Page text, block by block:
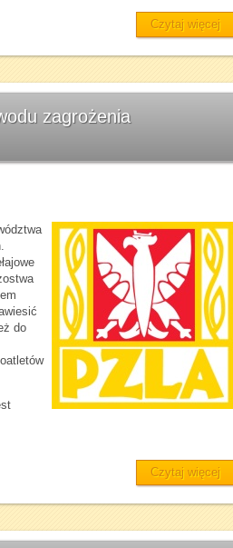
Czytaj więcej
zagrożenia
do
Czytaj więcej